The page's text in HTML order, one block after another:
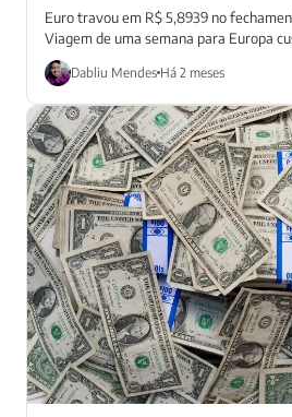
Euro travou em R$ 5,8939 no
Viagem de uma semana para Europa
câmbio básico.
Dabliu Mendes Há 2 meses